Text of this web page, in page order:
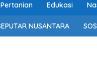
Pertanian Edukasi
NUSANTARA